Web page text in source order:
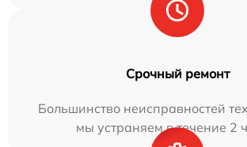
Срочный ремонт
Большинство неисправностей
мы устраняем в течение 2